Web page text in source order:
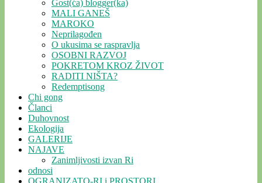
Gost(ća) blogger(ka)
MALI GANEŠ
MAROKO
Neprilagođen
O ukusima se raspravlja
OSOBNI RAZVOJ
POKRETOM KROZ ŽIVOT
RADITI NIŠTA?
Redemptisong
Chi gong
Članci
Duhovnost
Ekologija
GALERIJE
NAJAVE
Zanimljivosti izvan Ri
odnosi
OGRANIZATO-RI i PROSTORI